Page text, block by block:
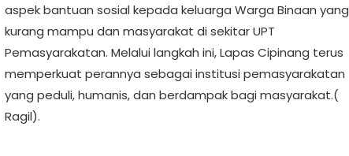
aspek bantuan sosial kepada keluarga Warga Binaan yang
kurang mampu dan masyarakat di sekitar UPT
Pemasyarakatan. Melalui langkah ini, Lapas Cipinang terus
memperkuat perannya sebagai institusi pemasyarakatan
yang peduli, humanis, dan berdampak bagi masyarakat.(
Ragil).